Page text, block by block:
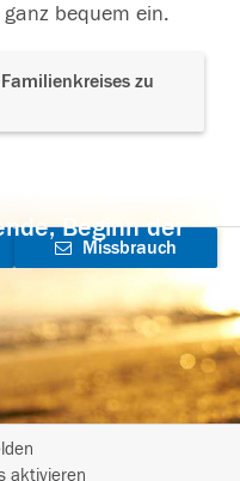
bequem ein.
zu
Beginn der
Missbrauch
aktivieren